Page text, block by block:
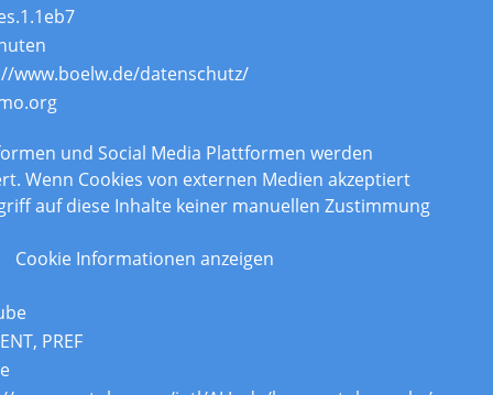
www.boelw.de/datenschutz/
und Social Media Plattformen werden
Wenn Cookies von externen Medien akzeptiert
auf diese Inhalte keiner manuellen Zustimmung
Cookie Informationen anzeigen
PREF